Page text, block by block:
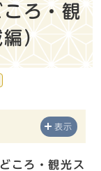
ろ・観
編）
表示
ころ・観光ス